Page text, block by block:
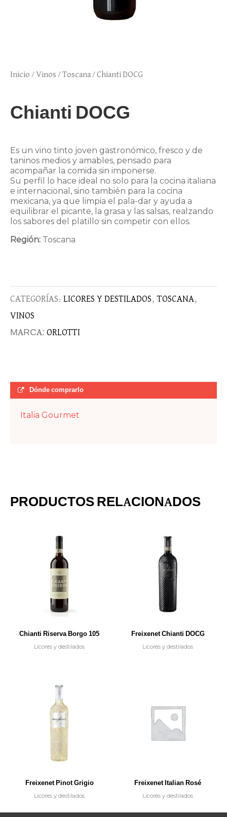
Inicio /Vinos /Toscana/ Chianti DOCG
Chianti DOCG
Es un vino tinto joven gastronómico, fresco y de
taninos medios y amables, pensado para
acompañar la comida sin imponerse.
Su perfil lo hace ideal no solo para la cocina italiana
e internacional, sino también para la cocina
mexicana, ya que limpia el pala-dar y ayuda a
equilibrar el picante, la grasa y las salsas, realzando
los sabores del platillo sin competir con ellos.
Región: Toscana
CATEGORÍAS: LICORES Y DESTILADOS ,TOSCANA ,
VINOS
MARCA: ORLOTTI
Dónde comprarlo
Italia Gourmet
PRODUCTOS RELACIONADOS
Chianti Riserva Borgo 105
Licores y destilados
Freixenet Chianti DOCG
Licores y destilados
Freixenet Pinot Grigio
Licores y destilados
Freixenet Italian Rosé
Licores y destilados